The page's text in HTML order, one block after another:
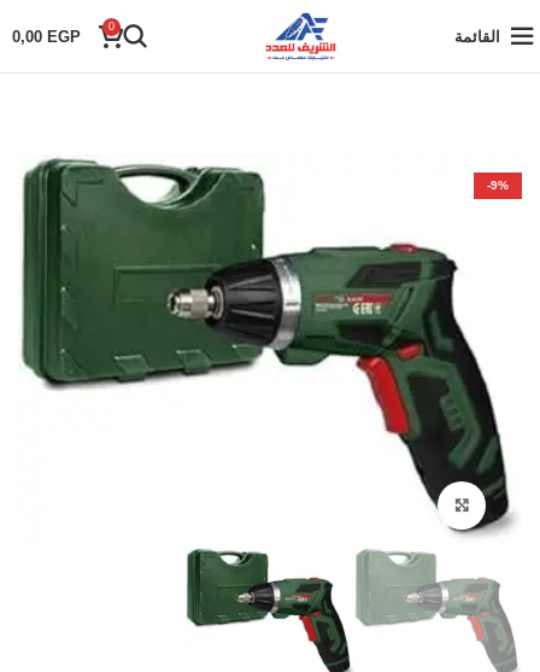
القائمة
0
0,00 EGP
-9%
Click to enlarge